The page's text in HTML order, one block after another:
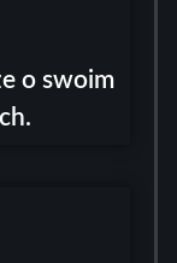
o swoim